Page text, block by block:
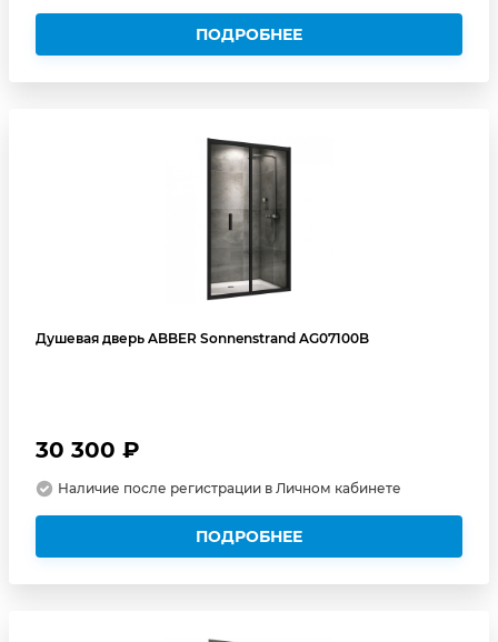
ПОДРОБНЕЕ
Душевая дверь ABBER Sonnenstrand AG07100B
30 300 ₽
Наличие после регистрации в Личном кабинете
ПОДРОБНЕЕ